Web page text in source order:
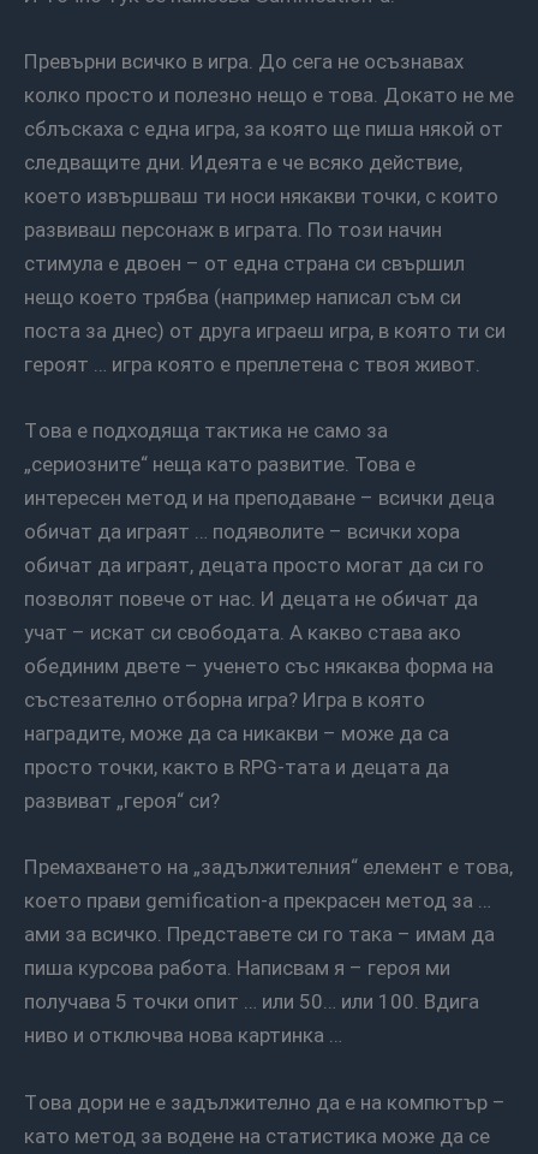
Превърни всичко в игра. До сега не осъзнавах
колко просто и полезно нещо е това. Докато не ме
сблъскаха с една игра, за която ще пиша някой от
следващите дни. Идеята е че всяко действие,
което извършваш ти носи някакви точки, с които
развиваш персонаж в играта. По този начин
стимула е двоен – от една страна си свършил
нещо което трябва (например написал съм си
поста за днес) от друга играеш игра, в която ти си
героят … игра която е преплетена с твоя живот.
Това е подходяща тактика не само за
„сериозните“ неща като развитие. Това е
интересен метод и на преподаване – всички деца
обичат да играят … подяволите – всички хора
обичат да играят, децата просто могат да си го
позволят повече от нас. И децата не обичат да
учат – искат си свободата. А какво става ако
обединим двете – ученето със някаква форма на
състезателно отборна игра? Игра в която
наградите, може да са никакви – може да са
просто точки, както в RPG-тата и децата да
развиват „героя“ си?
Премахването на „задължителния“ елемент е това,
което прави gemification-а прекрасен метод за …
ами за всичко. Представете си го така – имам да
пиша курсова работа. Написвам я – героя ми
получава 5 точки опит … или 50… или 100. Вдига
ниво и отключва нова картинка …
Това дори не е задължително да е на компютър –
като метод за водене на статистика може да се